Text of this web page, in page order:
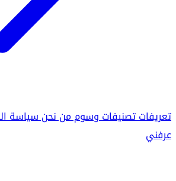
تعريفاتتصنيفاتوسوممن نحنسياسة
عرفني